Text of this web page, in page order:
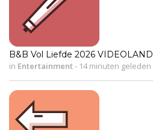
B&B Vol Liefde 2026 VIDEOLAND
in Entertainment- 14 minuten geleden